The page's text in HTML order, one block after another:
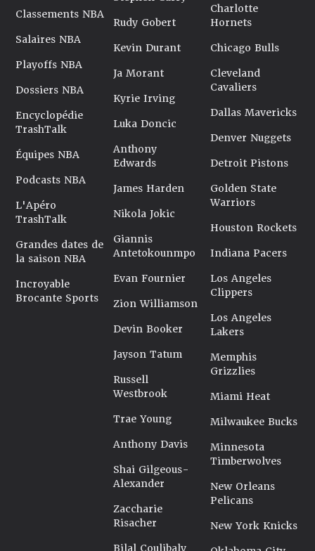
Classements NBA
Salaires NBA
Playoffs NBA
Dossiers NBA
Encyclopédie
TrashTalk
Équipes NBA
Podcasts NBA
L'Apéro
TrashTalk
Grandes dates de
la saison NBA
Incroyable
Brocante Sports
Rudy Gobert
Kevin Durant
Ja Morant
Kyrie Irving
Luka Doncic
Anthony
Edwards
James Harden
Nikola Jokic
Giannis
Antetokounmpo
Evan Fournier
Zion Williamson
Devin Booker
Jayson Tatum
Russell
Westbrook
Trae Young
Anthony Davis
Shai Gilgeous-
Alexander
Zaccharie
Risacher
Bilal Coulibaly
Charlotte
Hornets
Chicago Bulls
Cleveland
Cavaliers
Dallas Mavericks
Denver Nuggets
Detroit Pistons
Golden State
Warriors
Houston Rockets
Indiana Pacers
Los Angeles
Clippers
Los Angeles
Lakers
Memphis
Grizzlies
Miami Heat
Milwaukee Bucks
Minnesota
Timberwolves
New Orleans
Pelicans
New York Knicks